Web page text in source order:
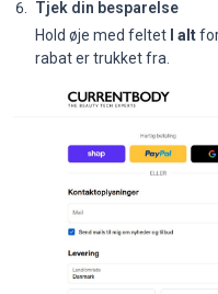
Tjek din besparelse
Hold øje med feltet
I alt
rabat er trukket fra.